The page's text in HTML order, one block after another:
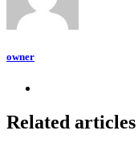
owner
Related articles